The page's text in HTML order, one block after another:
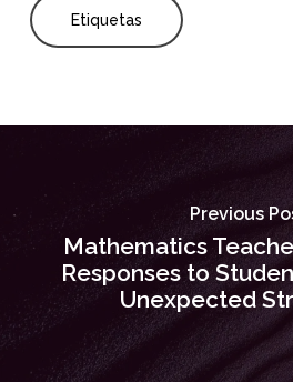
Etiquetas
Previous
Mathematics
Responses to
Unexpected